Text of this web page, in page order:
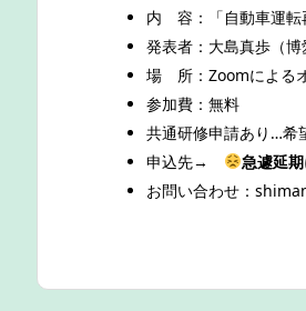
内 容：「自動車運転
発表者：大島真歩（博
場 所：Zoomによる
参加費：無料
共通研修申請あり…希
申込先→
急遽延
お問い合わせ：